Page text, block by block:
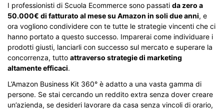
I professionisti di Scuola Ecommerce sono passati da zero a
50.000€ di fatturato al mese su Amazon in soli due anni, e
ora vogliono condividere con te tutte le strategie vincenti che ci
hanno portato a questo successo. Imparerai come individuare i
prodotti giusti, lanciarli con successo sul mercato e superare la
concorrenza, tutto attraverso strategie di marketing
altamente efficaci.
L’Amazon Business Kit 360° è adatto a una vasta gamma di
persone. Se stai cercando un reddito extra senza dover creare
un’azienda, se desideri lavorare da casa senza vincoli di orario,